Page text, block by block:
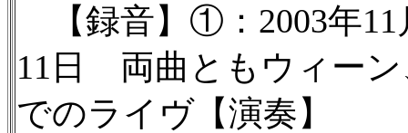
【録音】①：2003年11
11日 両曲ともウィー
でのライヴ【演奏】